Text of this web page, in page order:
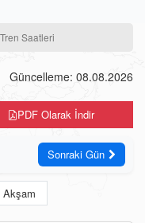
Saatleri
Güncelleme: 08.08.2026
PDF Olarak İndir
Sonraki Gün
Akşam